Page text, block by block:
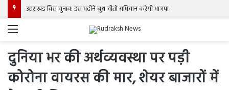
उत्तराखंड विस चुनाव: इस महीने बूथ जीतो अभियान करेगी भाजपा
Menu
दुनिया भर की अर्थव्‍यवस्‍था पर पड़ी
कोरोना वायरस की मार, शेयर बाजारों में